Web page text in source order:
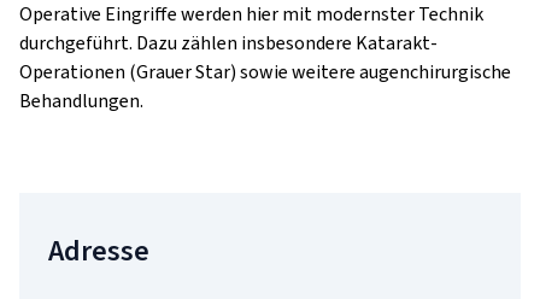
Operative Eingriffe werden hier mit modernster Technik
durchgeführt. Dazu zählen insbesondere Katarakt-
Operationen (Grauer Star) sowie weitere augenchirurgische
Behandlungen.
Adresse